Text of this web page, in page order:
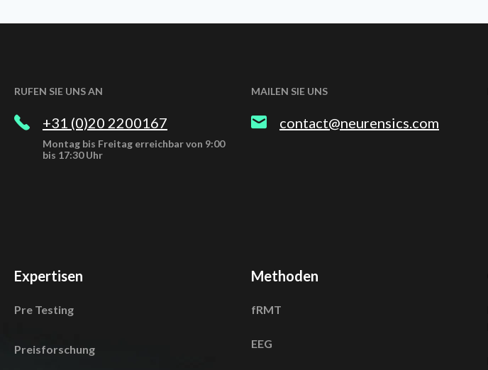
RUFEN SIE UNS AN
+31 (0)20 2200167
Montag bis Freitag erreichbar von 9:00
bis 17:30 Uhr
MAILEN SIE UNS
contact@neurensics.com
Expertisen
Pre Testing
Preisforschung
Methoden
fRMT
EEG